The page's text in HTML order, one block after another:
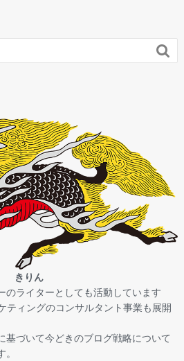

きりん
のライターとしても活動しています
ティングのコンサルタント事業も展開
基づいて今どきのブログ戦略について